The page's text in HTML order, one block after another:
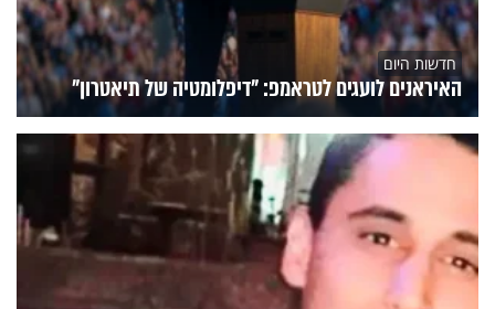
חדשות היום
האיראנים לועגים לטראמפ: "דיפלומטיה של תיאטרון"